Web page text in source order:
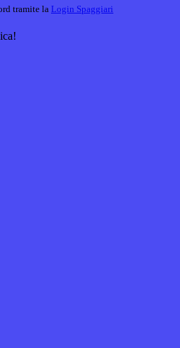
tramite la Login Spaggiari